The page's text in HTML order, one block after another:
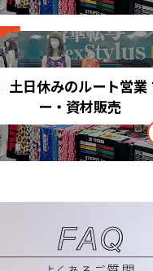
土日休みのルート営業
ー・資材販売